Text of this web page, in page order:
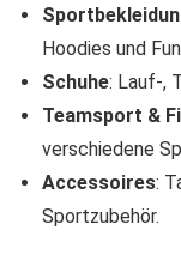
Hoodies und
Schuhe: Lauf-,
Teamsport &
verschiedene
Accessoires:
Sportzubehör.